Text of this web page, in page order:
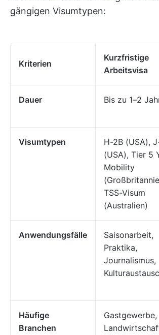
gängigen Visumtypen:
Kriterien
Kurzfristige
Arbeitsvisa
Dauer Bis zu 1–2
Visumtypen
H-2B (USA),
(USA), Tier 5
Mobility
TSS-Visum
(Australien)
Anwendungsfälle
Saisonarbeit,
Praktika,
Journalismus,
Häufige
Branchen
Gastgewerbe,